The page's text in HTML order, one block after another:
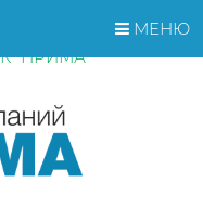
МЕНЮ
И СРОКИ
У МЕНЕДЖЕРОВ
"ПРИМА"